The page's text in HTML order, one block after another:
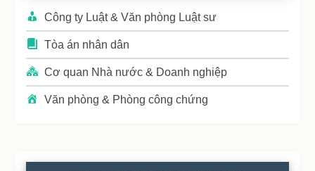
Công ty Luật & Văn phòng Luật sư
Tòa án nhân dân
Cơ quan Nhà nước & Doanh nghiệp
Văn phòng & Phòng công chứng